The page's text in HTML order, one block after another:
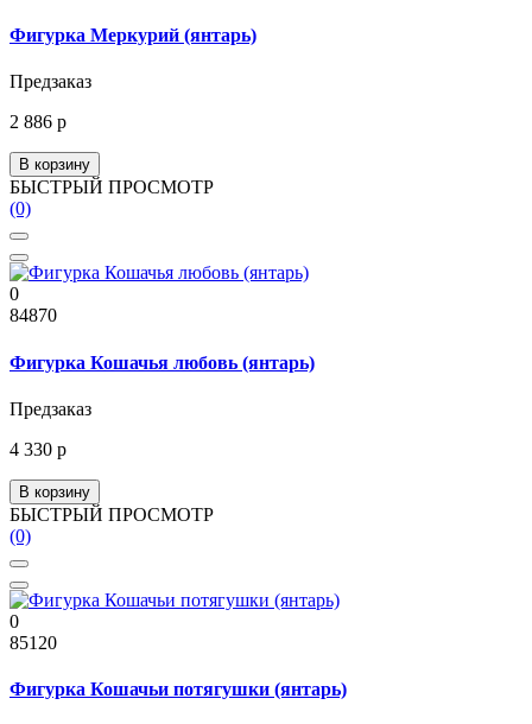
Фигурка Меркурий (янтарь)
Предзаказ
2 886 р
В корзину
БЫСТРЫЙ ПРОСМОТР
(0)
0
84870
Фигурка Кошачья любовь (янтарь)
Предзаказ
4 330 р
В корзину
БЫСТРЫЙ ПРОСМОТР
(0)
0
85120
Фигурка Кошачьи потягушки (янтарь)